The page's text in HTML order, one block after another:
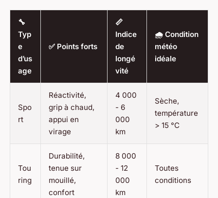
🔧
Typ
e
d’us
age
✅ Points forts
📏
Indice
de
longé
vité
🌧️ Condition
météo
idéale
Spo
rt
Réactivité,
grip à chaud,
appui en
virage
4 000
- 6
000
km
Sèche,
température
> 15 °C
Tou
ring
Durabilité,
tenue sur
mouillé,
confort
8 000
- 12
000
km
Toutes
conditions